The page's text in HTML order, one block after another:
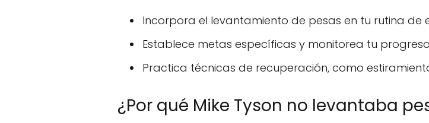
Incorpora el levantamiento de pesas en tu rutina de
Establece metas específicas y monitorea tu
Practica técnicas de recuperación, como
¿Por qué Mike Tyson no levantaba